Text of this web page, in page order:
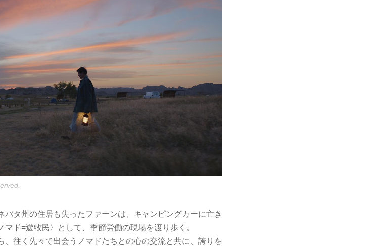
タ州の住居も失ったファーンは、キャンピングカーに亡き
ド=遊牧民〉として、季節労働の現場を渡り歩く。
、往く先々で出会うノマドたちとの心の交流と共に、誇りを